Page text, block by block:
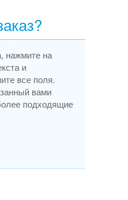
нажмите на
и
все поля.
вами
подходящие